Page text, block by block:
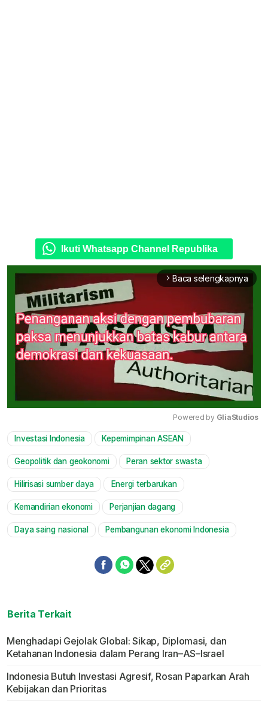
Ikuti Whatsapp Channel Republika
arrow_forward_ios Baca selengkapnya
Powered by GliaStudios
Investasi Indonesia Kepemimpinan ASEAN
Geopolitik dan geokonomi Peran sektor swasta
Hilirisasi sumber daya Energi terbarukan
Kemandirian ekonomi Perjanjian dagang
Daya saing nasional Pembangunan ekonomi Indonesia
Berita Terkait
Menghadapi Gejolak Global: Sikap, Diplomasi, dan
Ketahanan Indonesia dalam Perang Iran–AS–Israel
Indonesia Butuh Investasi Agresif, Rosan Paparkan Arah
Kebijakan dan Prioritas